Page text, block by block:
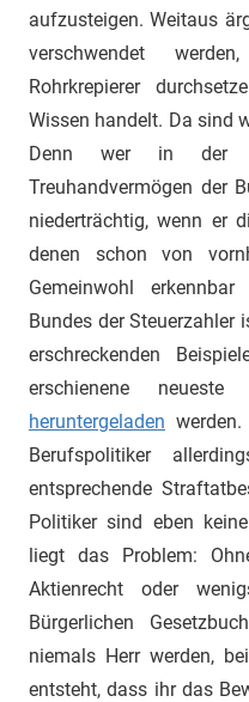
aufzusteigen. Weitaus
verschwendet
Rohrkrepierer
Wissen handelt. Da sind
Denn wer in der
Treuhandvermögen der
niederträchtig, wenn er
denen schon von
Gemeinwohl
Bundes der
erschreckenden
erschienene
heruntergeladen
Berufspolitiker
entsprechende
Politiker sind eben
liegt das Problem:
Aktienrecht oder
Bürgerlichen
niemals Herr werden,
entsteht, dass ihr das